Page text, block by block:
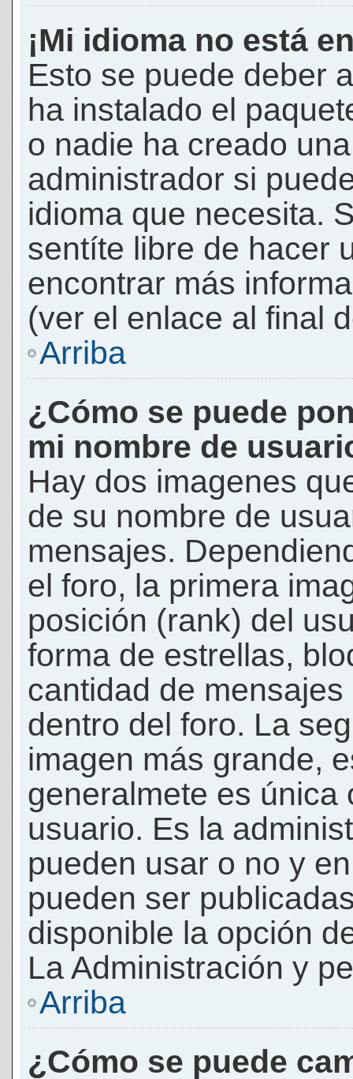
¡Mi idioma no está
Esto se puede deber
ha instalado el
o nadie ha creado
administrador si
idioma que necesita.
sentíte libre de hacer
encontrar más
(ver el enlace al final
Arriba
¿Cómo se puede
mi nombre de
Hay dos imagenes
de su nombre de
mensajes.
el foro, la primera
posición (rank) del
forma de estrellas,
cantidad de
dentro del foro. La
imagen más grande,
generalmete es única
usuario. Es la
pueden usar o no y
pueden ser
disponible la opción
La Administración y
Arriba
¿Cómo se puede